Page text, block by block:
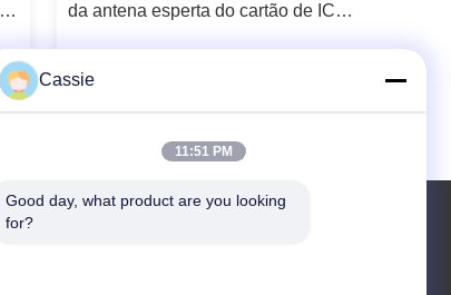
da antena esperta do cartão de IC
Cassie
11:51 PM
Good day, what product are you looking
for?